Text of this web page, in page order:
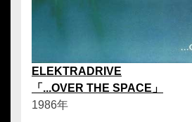
ELEKTRADRIVE
「...OVER THE SPACE」
1986年